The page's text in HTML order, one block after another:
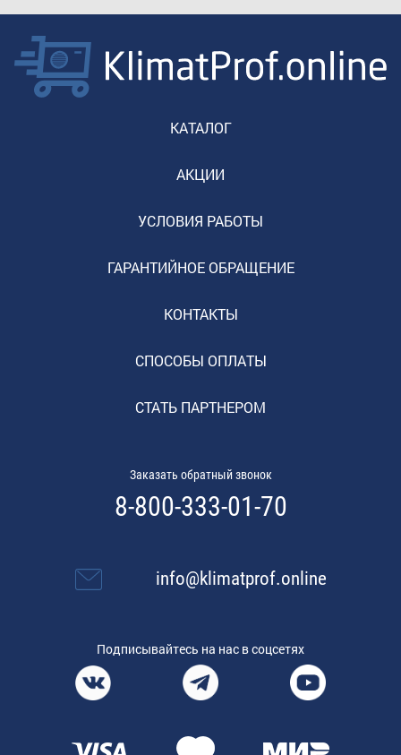
КАТАЛОГ
АКЦИИ
УСЛОВИЯ РАБОТЫ
ГАРАНТИЙНОЕ ОБРАЩЕНИЕ
КОНТАКТЫ
СПОСОБЫ ОПЛАТЫ
СТАТЬ ПАРТНЕРОМ
Заказать обратный звонок
8-800-333-01-70
info@klimatprof.online
Подписывайтесь на нас в соцсетях